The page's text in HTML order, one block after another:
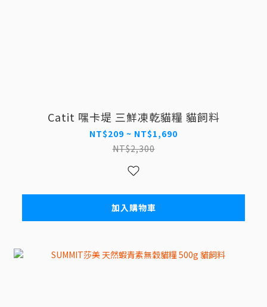
Catit 嘿卡堤 三鮮凍乾貓糧 貓飼料
NT$209 ~ NT$1,690
NT$2,300
加入購物車